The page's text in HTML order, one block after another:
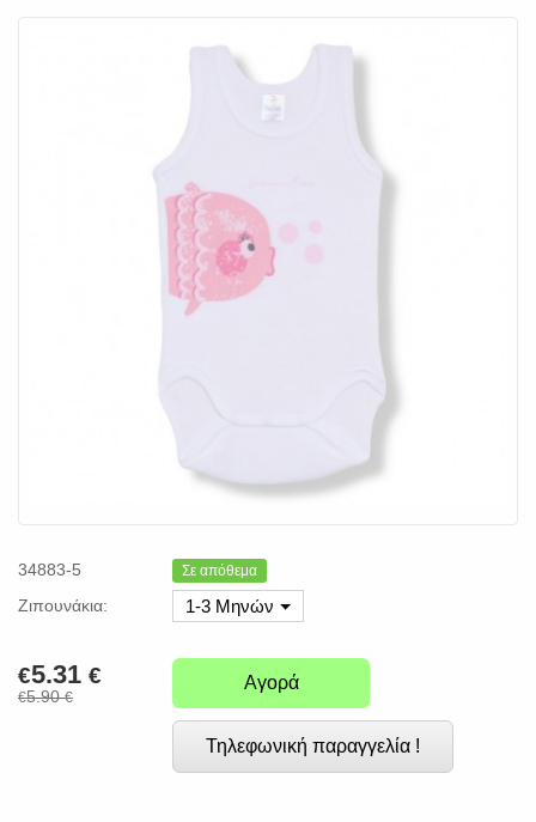
34883-5 Σε απόθεμα
Ζιπουνάκια: 1-3 Μηνών
€5.31 €
€5.90€
Αγορά
Τηλεφωνική παραγγελία !